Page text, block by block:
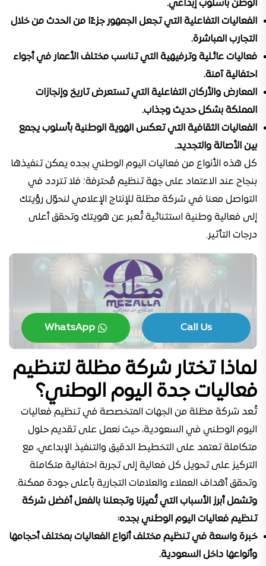
الوطن بأسلوب إبداعي.
الفعاليات التفاعلية التي تجعل الجمهور جزءًا من الحدث من خلال
التجارب المباشرة.
فعاليات عائلية وترفيهية التي تناسب مختلف الأعمار في أجواء
احتفالية آمنة.
المعارض والأركان التفاعلية التي تستعرض تاريخ وإنجازات
المملكة بشكل حديث وجذاب.
الفعاليات الثقافية التي تعكس الهوية الوطنية بأسلوب يجمع
بين الأصالة والتجديد.
كل هذه الأنواع من فعاليات اليوم الوطني بجده يمكن تنفيذها
بنجاح عند الاعتماد على جهة تنظيم مُحترفة؛ فلا تتردد في
التواصل معنا في شركة مظلة للإنتاج الإعلامي لنحوّل رؤيتك
إلى فعالية وطنية استثنائية تُعبر عن هويتك وتحقق أعلى
درجات التأثير.
Call Us
WhatsApp
لماذا تختار شركة مظلة لتنظيم
فعاليات جدة اليوم الوطني؟
تُعد شركة مظلة من الجهات المتخصصة في تنظيم فعاليات
اليوم الوطني في السعودية، حيث نعمل على تقديم حلول
متكاملة تعتمد على التخطيط الدقيق والتنفيذ الإبداعي، مع
التركيز على تحويل كل فعالية إلى تجربة احتفالية متكاملة
وتحقق أهداف العملاء والعلامات التجارية بأعلى جودة ممكنة.
وتشمل أبرز الأسباب التي تُميزنا وتجعلنا بالفعل أفضل شركة
تنظيم فعاليات اليوم الوطني بجده:
خبرة واسعة في تنظيم مختلف أنواع الفعاليات بمختلف أحجامها
وأنواعها داخل السعودية.